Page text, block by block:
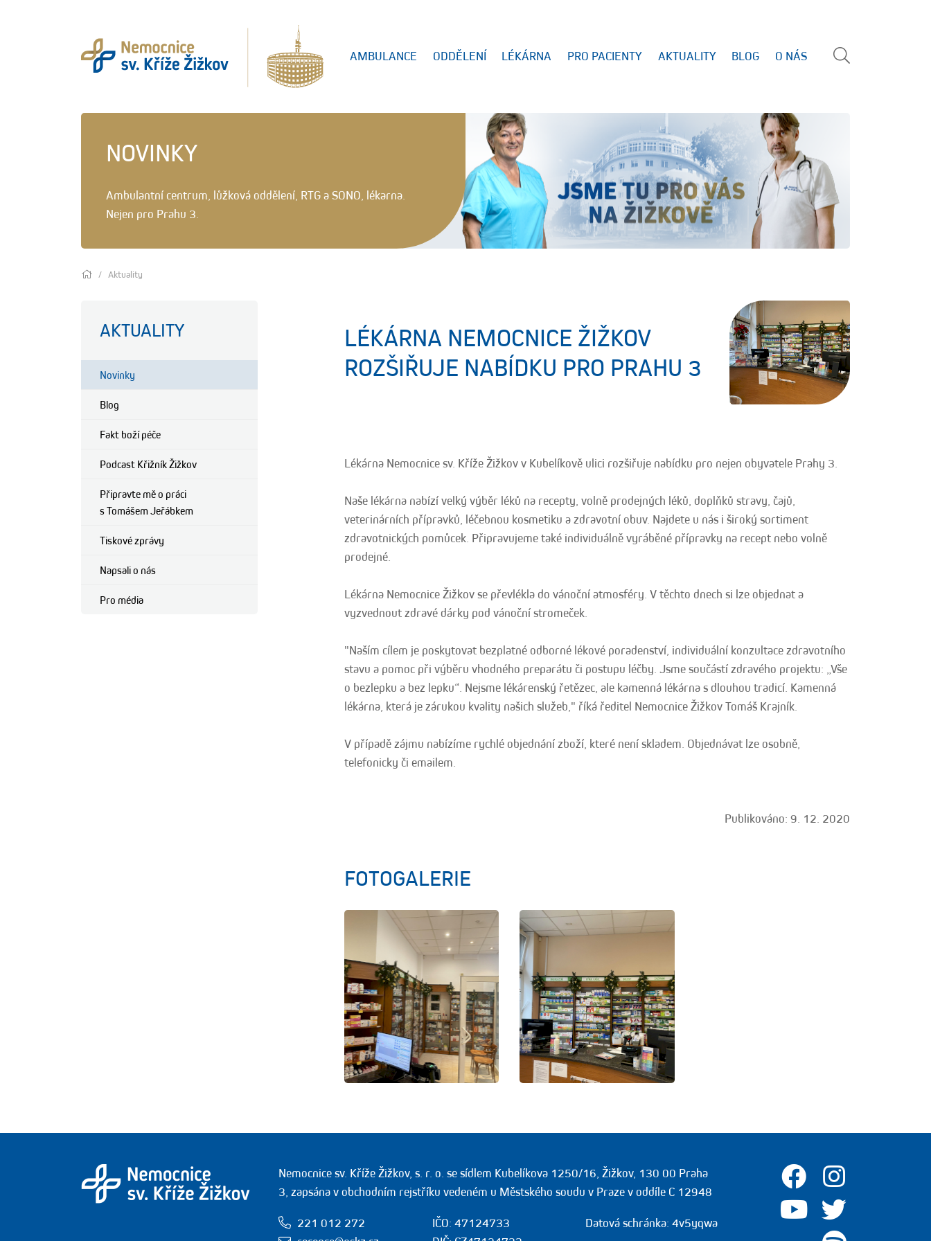
AMBULANCE ODDĚLENÍ LÉKÁRNA PRO PACIENTY AKTUALITY BLOG O NÁS
NOVINKY
Ambulantní centrum, lůžková oddělení, RTG a SONO, lékarna.
Nejen pro Prahu 3.
Aktuality
AKTUALITY
Novinky
Blog
Fakt boží péče
Podcast Křižník Žižkov
Připravte mě o práci
s Tomášem Jeřábkem
Tiskové zprávy
Napsali o nás
Pro média
LÉKÁRNA NEMOCNICE ŽIŽKOV
ROZŠIŘUJE NABÍDKU PRO PRAHU 3
Lékárna Nemocnice sv. Kříže Žižkov v Kubelíkově ulici rozšiřuje nabídku pro nejen obyvatele Prahy 3.
Naše lékárna nabízí velký výběr léků na recepty, volně prodejných léků, doplňků stravy, čajů,
veterinárních přípravků, léčebnou kosmetiku a zdravotní obuv. Najdete u nás i široký sortiment
zdravotnických pomůcek. Připravujeme také individuálně vyráběné přípravky na recept nebo volně
prodejné.
Lékárna Nemocnice Žižkov se převlékla do vánoční atmosféry. V těchto dnech si lze objednat a
vyzvednout zdravé dárky pod vánoční stromeček.
"Naším cílem je poskytovat bezplatné odborné lékové poradenství, individuální konzultace zdravotního
stavu a pomoc při výběru vhodného preparátu či postupu léčby. Jsme součástí zdravého projektu: „Vše
o bezlepku a bez lepku“. Nejsme lékárenský řetězec, ale kamenná lékárna s dlouhou tradicí. Kamenná
lékárna, která je zárukou kvality našich služeb," říká ředitel Nemocnice Žižkov Tomáš Krajník.
V případě zájmu nabízíme rychlé objednání zboží, které není skladem. Objednávat lze osobně,
telefonicky či emailem.
Publikováno: 9. 12. 2020
FOTOGALERIE
Nemocnice sv. Kříže Žižkov, s. r. o. se sídlem Kubelíkova 1250/16, Žižkov, 130 00 Praha
3, zapsána v obchodním rejstříku vedeném u Městského soudu v Praze v oddíle C 12948
221 012 272
IČO: 47124733
Datová schránka: 4v5yqwa